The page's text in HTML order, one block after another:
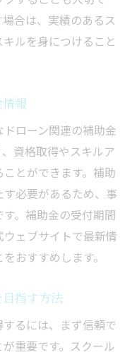
を解説
補助金情報
めの費用軽減策
賢く活用
の最新情報
ドローン講習
る学費削減
補助金活用法
ン講習の選び方
講習費用対策
ドローン講習
格を取得する方法
スクール選び
合は、実績のあるス
ルを身につけること
報
ローン関連の補助金
資格取得やスキルア
とができます。補助
必要があるため、事
。補助金の受付期間
ェブサイトで最新情
おすすめします。
指す方法
るには、まず信頼で
重要です。スクール